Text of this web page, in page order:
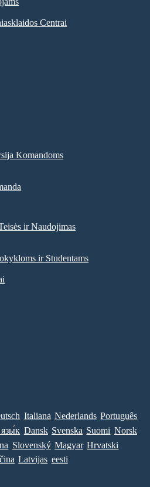
Centrai
Komandoms
ir Naudojimas
ir Studentams
Italiana Nederlands Português
Dansk Svenska Suomi Norsk
Slovenský Magyar Hrvatski
Latvijas eesti